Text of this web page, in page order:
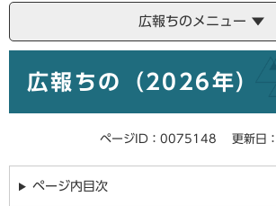
広報ちのメニュー
広報ちの（2026年）
ページID：0075148 更新日
ページ内目次